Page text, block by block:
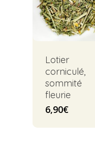
Lotier
corniculé,
sommité
fleurie
6,90€